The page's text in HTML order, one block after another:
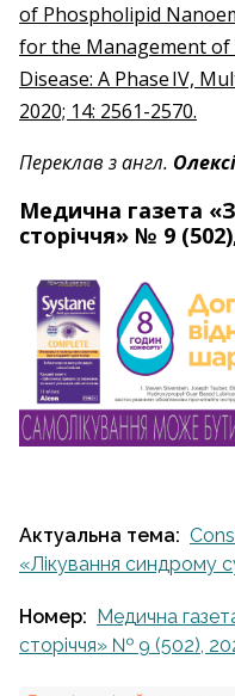
of Phospholipid
for the Management of
Disease: A Phase IV,
2020; 14: 2561-2570.
Переклав з англ.
Медична газета
сторіччя» № 9
Актуальна тема:
«Лікування синдрому
Номер:
Медична
сторіччя» № 9 (502),